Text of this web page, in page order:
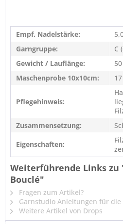
Empf. Nadelstärke:
Garngruppe:
C
Gewicht / Lauflänge:
Maschenprobe 10x10cm:
Pflegehinweis:
Zusammensetzung:
Eigenschaften:
Weiterführende Links zu
Bouclé"
Fragen zum Artikel?
Garnstudio Anleitungen für die
Weitere Artikel von Drops